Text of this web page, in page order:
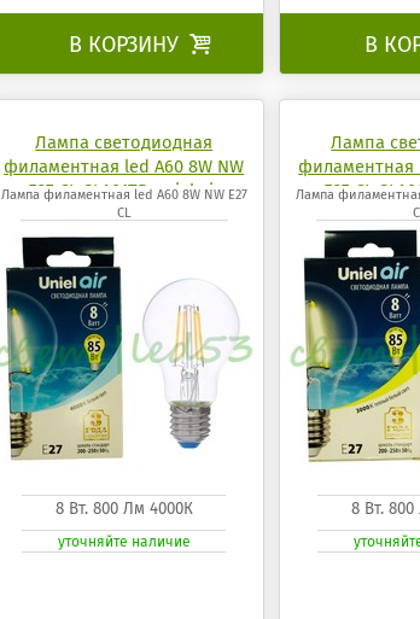
В КОРЗИНУ  В
Лампа светодиодная
филаментная led A60 8W NW
E27 CL GLA01TR uniel air
Лампа филаментная led A60 8W NW E27
CL
8 Вт. 800 Лм 4000К
уточняйте наличие
Лампа
филаментная
E27 CL
Лампа
8 Вт.